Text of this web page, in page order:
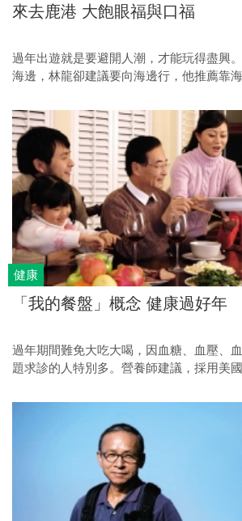
來去鹿港 大飽眼福與口福
過年出遊就是要避開人潮，才能玩得盡興
海邊，林龍卻建議要向海邊行，他推薦靠
趣，很適合親子遊；再加上今年燈會在鹿
健康
「我的餐盤」概念 健康過好年
過年期間難免大吃大喝，因血糖、血壓、
題求診的人特別多。營養師建議，採用美